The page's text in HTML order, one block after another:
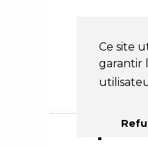
Ce site
garantir